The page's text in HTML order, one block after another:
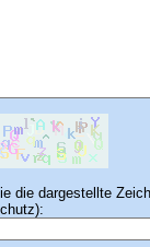
die dargestellte